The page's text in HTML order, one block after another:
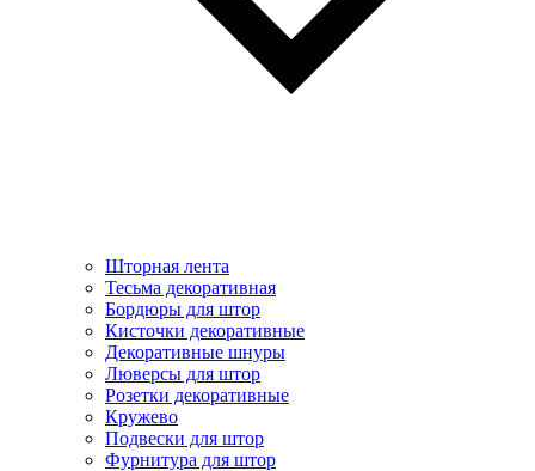
Шторная лента
Тесьма декоративная
Бордюры для штор
Кисточки декоративные
Декоративные шнуры
Люверсы для штор
Розетки декоративные
Кружево
Подвески для штор
Фурнитура для штор